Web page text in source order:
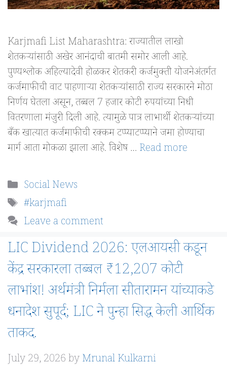
Karjmafi List Maharashtra: राज्यातील लाखो
शेतकऱ्यांसाठी अखेर आनंदाची बातमी समोर आली आहे.
पुण्यश्लोक अहिल्यादेवी होळकर शेतकरी कर्जमुक्ती योजनेअंतर्गत
कर्जमाफीची वाट पाहणाऱ्या शेतकऱ्यांसाठी राज्य सरकारने मोठा
निर्णय घेतला असून, तब्बल 7 हजार कोटी रुपयांच्या निधी
वितरणाला मंजुरी दिली आहे. त्यामुळे पात्र लाभार्थी शेतकऱ्यांच्या
बँक खात्यात कर्जमाफीची रक्कम टप्प्याटप्प्याने जमा होण्याचा
मार्ग आता मोकळा झाला आहे. विशेष … Read more
Categories
Social News
Tags
#karjmafi
Leave a comment
LIC Dividend 2026: एलआयसी कडून
केंद्र सरकारला तब्बल ₹12,207 कोटी
लाभांश! अर्थमंत्री निर्मला सीतारामन यांच्याकडे
धनादेश सुपूर्द; LIC ने पुन्हा सिद्ध केली आर्थिक
ताकद.
July 29, 2026byMrunal Kulkarni